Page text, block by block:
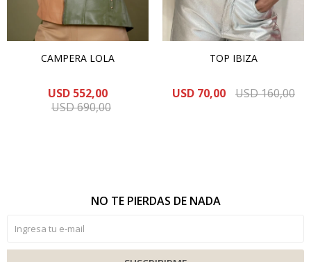
CAMPERA LOLA
USD 552,00
USD690,00
TOP IBIZA
USD 70,00 USD160,00
NO TE PIERDAS DE NADA